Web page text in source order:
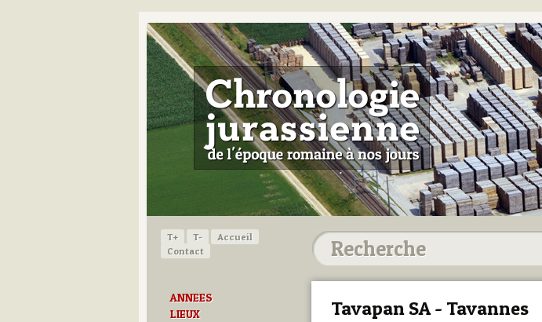
T+ T-
Accueil
Contact
ANNEES
LIEUX
Tavapan SA - Tavannes